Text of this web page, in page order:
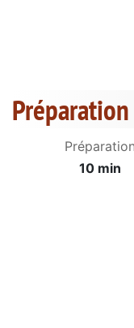
Préparation
Préparation
10 min